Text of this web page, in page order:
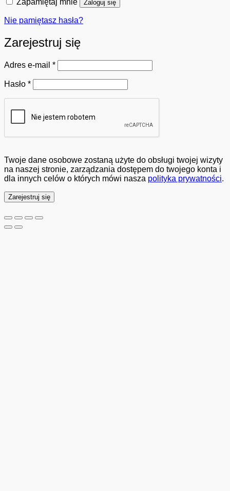
Zaloguj się
Nie pamiętasz hasła?
Zarejestruj się
Adres e-mail *Wymagane
Hasło *Wymagane
Twoje dane osobowe zostaną użyte do obsługi twojej wizyty
na naszej stronie, zarządzania dostępem do twojego konta i
dla innych celów o których mówi nasza polityka prywatności.
Zarejestruj się